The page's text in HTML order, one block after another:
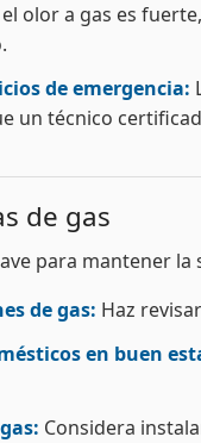
el olor a gas es
de emergencia:
un técnico
de gas
para mantener
de gas: Haz
en buen
Considera